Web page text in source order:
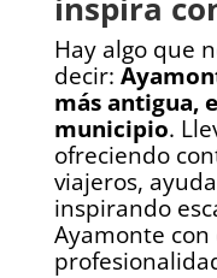
Hay algo que
decir:
más antigua,
municipio.
ofreciendo
viajeros,
inspirando
Ayamonte